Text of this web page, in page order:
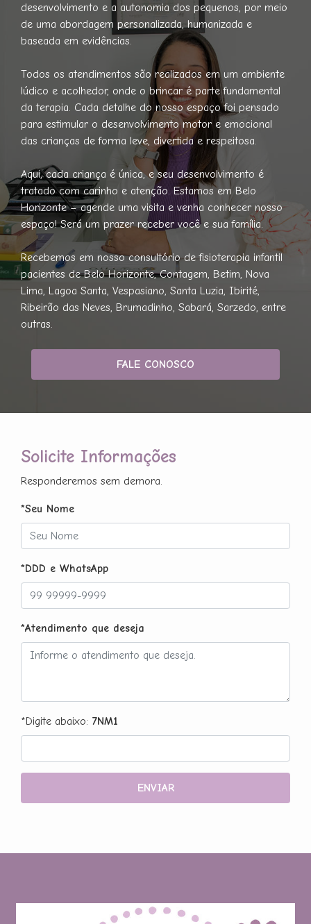
desenvolvimento e a autonomia dos pequenos, por meio
de uma abordagem personalizada, humanizada e
baseada em evidências.
Todos os atendimentos são realizados em um ambiente
lúdico e acolhedor, onde o brincar é parte fundamental
da terapia. Cada detalhe do nosso espaço foi pensado
para estimular o desenvolvimento motor e emocional
das crianças de forma leve, divertida e respeitosa.
Aqui, cada criança é única, e seu desenvolvimento é
tratado com carinho e atenção. Estamos em Belo
Horizonte – agende uma visita e venha conhecer nosso
espaço! Será um prazer receber você e sua família.
Recebemos em nosso consultório de fisioterapia infantil
pacientes de Belo Horizonte, Contagem, Betim, Nova
Lima, Lagoa Santa, Vespasiano, Santa Luzia, Ibirité,
Ribeirão das Neves, Brumadinho, Sabará, Sarzedo, entre
outras.
FALE CONOSCO
Solicite Informações
Responderemos sem demora.
*Seu Nome
*DDD e WhatsApp
*Atendimento que deseja
*Digite abaixo: 7NM1
ENVIAR